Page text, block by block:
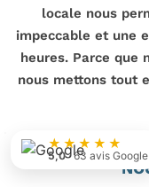
locale nous
impeccable et une
heures. Parce que
nous mettons tout
QUESTIONS
★★★★★
5,0· 63 avis Google